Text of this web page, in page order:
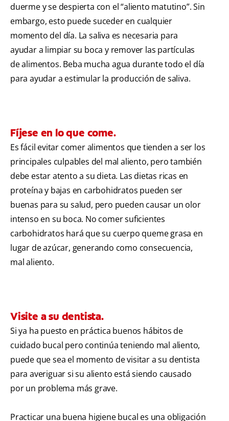
duerme y se despierta con el “aliento matutino”. Sin
embargo, esto puede suceder en cualquier
momento del día. La saliva es necesaria para
ayudar a limpiar su boca y remover las partículas
de alimentos. Beba mucha agua durante todo el día
para ayudar a estimular la producción de saliva.
Fíjese en lo que come.
Es fácil evitar comer alimentos que tienden a ser los
principales culpables del mal aliento, pero también
debe estar atento a su dieta. Las dietas ricas en
proteína y bajas en carbohidratos pueden ser
buenas para su salud, pero pueden causar un olor
intenso en su boca. No comer suficientes
carbohidratos hará que su cuerpo queme grasa en
lugar de azúcar, generando como consecuencia,
mal aliento.
Visite a su dentista.
Si ya ha puesto en práctica buenos hábitos de
cuidado bucal pero continúa teniendo mal aliento,
puede que sea el momento de visitar a su dentista
para averiguar si su aliento está siendo causado
por un problema más grave.
Practicar una buena higiene bucal es una obligación